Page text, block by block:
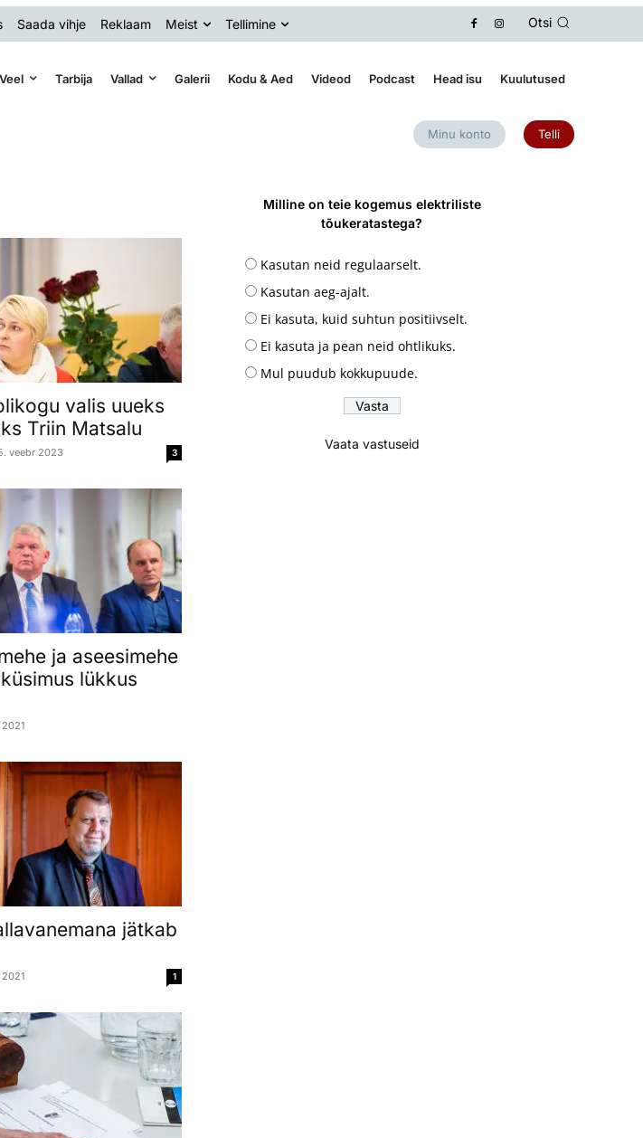
Saada vihje Reklaam Meist Tellimine Otsi
Veel Tarbija Vallad Galerii Kodu & Aed Videod Podcast Head isu Kuulutused
Minu konto Telli
valis uueks
Triin Matsalu
veebr 2023 3
ja aseesimehe
lükkus
jätkab
1
Milline on teie kogemus elektriliste
tõukeratastega?
Kasutan neid regulaarselt.
Kasutan aeg-ajalt.
Ei kasuta, kuid suhtun positiivselt.
Ei kasuta ja pean neid ohtlikuks.
Mul puudub kokkupuude.
Vaata vastuseid